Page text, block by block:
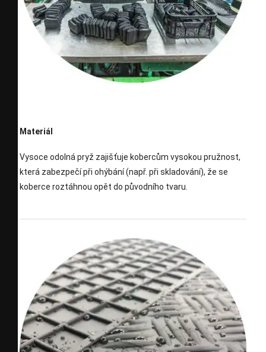
Materiál
Vysoce odolná pryž zajišťuje kobercům vysokou pružnost,
která zabezpečí při ohýbání (např. při skladování), že se
koberce roztáhnou opět do původního tvaru.